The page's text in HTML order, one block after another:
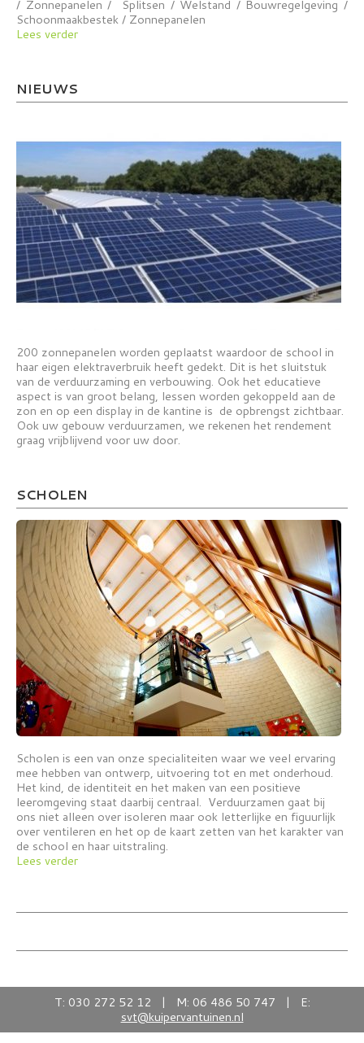
/ Zonnepanelen / Splitsen / Welstand / Bouwregelgeving /
Schoonmaakbestek / Zonnepanelen
Lees verder
NIEUWS
200 zonnepanelen worden geplaatst waardoor de school in
haar eigen elektraverbruik heeft gedekt. Dit is het sluitstuk
van de verduurzaming en verbouwing. Ook het educatieve
aspect is van groot belang, lessen worden gekoppeld aan de
zon en op een display in de kantine is de opbrengst zichtbaar.
Ook uw gebouw verduurzamen, we rekenen het rendement
graag vrijblijvend voor uw door.
SCHOLEN
Scholen is een van onze specialiteiten waar we veel ervaring
mee hebben van ontwerp, uitvoering tot en met onderhoud.
Het kind, de identiteit en het maken van een positieve
leeromgeving staat daarbij centraal. Verduurzamen gaat bij
ons niet alleen over isoleren maar ook letterlijke en figuurlijk
over ventileren en het op de kaart zetten van het karakter van
de school en haar uitstraling.
Lees verder
T: 030 272 52 12 | M: 06 486 50 747 | E:
svt@kuipervantuinen.nl